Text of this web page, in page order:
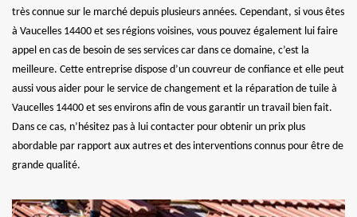
très connue sur le marché depuis plusieurs années. Cependant, si vous êtes
à Vaucelles 14400 et ses régions voisines, vous pouvez également lui faire
appel en cas de besoin de ses services car dans ce domaine, c’est la
meilleure. Cette entreprise dispose d’un couvreur de confiance et elle peut
aussi vous aider pour le service de changement et la réparation de tuile à
Vaucelles 14400 et ses environs afin de vous garantir un travail bien fait.
Dans ce cas, n’hésitez pas à lui contacter pour obtenir un prix plus
abordable par rapport aux autres et des interventions connus pour être de
grande qualité.